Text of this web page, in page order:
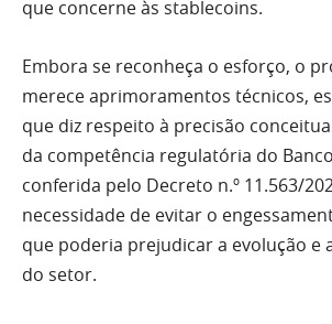
que concerne às stablecoins.
Embora se reconheça o esforço, o
merece aprimoramentos técnicos,
que diz respeito à precisão
da competência regulatória do
conferida pelo Decreto n.º 11.563/
necessidade de evitar o
que poderia prejudicar a evolução e
do setor.